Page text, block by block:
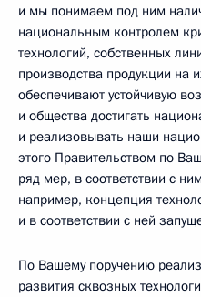
и мы понимаем под ним
национальным контролем
технологий, собственных
производства продукции на
обеспечивают устойчивую
и общества достигать
и реализовывать наши
этого Правительством по
ряд мер, в соответствии с
например, концепция
и в соответствии с ней
По Вашему поручению
развития сквозных